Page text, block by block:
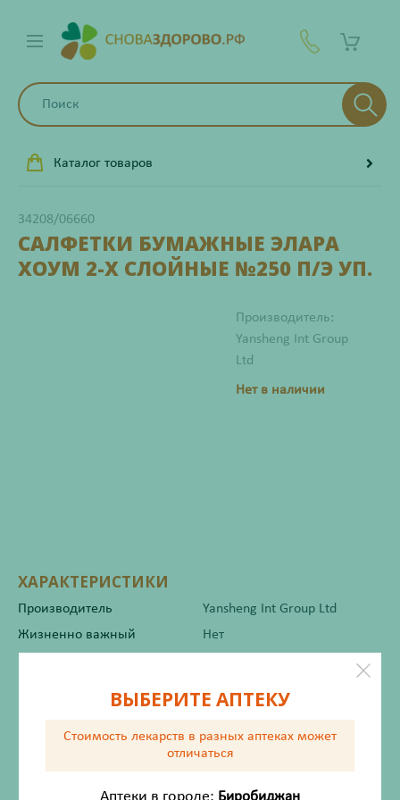
Каталог товаров
34208/06660
САЛФЕТКИ БУМАЖНЫЕ ЭЛАРА
ХОУМ 2-Х СЛОЙНЫЕ №250 П/Э УП.
Производитель:
Yansheng Int Group
Ltd
Нет в наличии
ХАРАКТЕРИСТИКИ
Производитель
Yansheng Int Group Ltd
Жизненно важный
Нет
Инструкция по применению
Состав
ВЫБЕРИТЕ АПТЕКУ
Стоимость лекарств в разных аптеках может
отличаться
Биробиджан